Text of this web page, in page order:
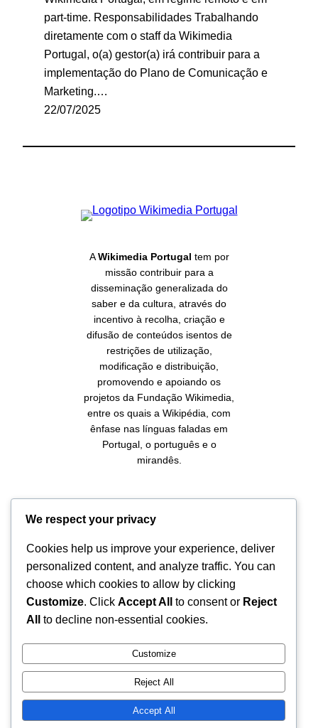
part-time. Responsabilidades Trabalhando
diretamente com o staff da Wikimedia
Portugal, o(a) gestor(a) irá contribuir para a
implementação do Plano de Comunicação e
Marketing.…
22/07/2025
AWikimedia Portugal tem por
missão contribuir para a
disseminação generalizada do
saber e da cultura, através do
incentivo à recolha, criação e
difusão de conteúdos isentos de
restrições de utilização,
modificação e distribuição,
promovendo e apoiando os
projetos da Fundação Wikimedia,
entre os quais a Wikipédia, com
ênfase nas línguas faladas em
Portugal, o português e o
mirandês.
Facebook
Twitter
GitHub
Instagram
Salvo indicação em contrário, o conteúdo
deste site é disponibilizado sob os termos
Atribuição-CompartilhaIgual 4.0
Internacional.
We respect your privacy
Cookies help us improve your experience, deliver
personalized content, and analyze traffic. You can
choose which cookies to allow by clicking
Customize. Click Accept All to consent or Reject
All
to decline non-essential cookies.
Customize
Reject All
Accept All